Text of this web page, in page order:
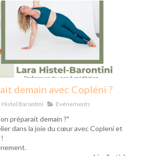
demain avec Copléni ?
Histel Barontini Evénements
préparait demain ?"
dans la joie du cœur avec Copleni et